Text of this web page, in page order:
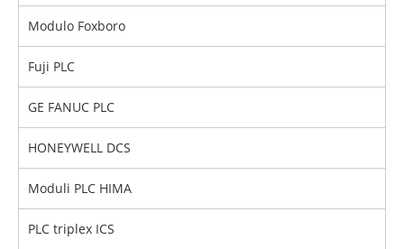
Modulo Foxboro
Fuji PLC
GE FANUC PLC
HONEYWELL DCS
Moduli PLC HIMA
PLC triplex ICS